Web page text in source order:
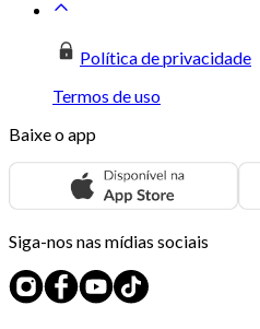
Política de privacidade
Termos de uso
Baixe o app
Siga-nos nas mídias sociais